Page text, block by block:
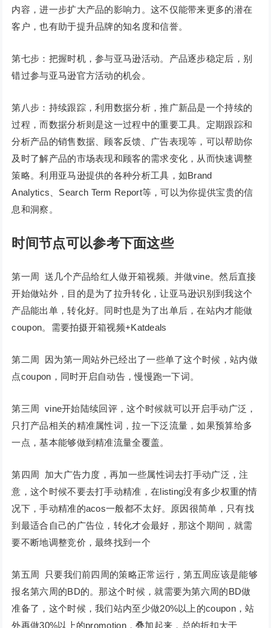
内容，进一步扩大产品的影响力。这不仅能带来更多的潜在
客户，也有助于提升品牌的知名度和信誉。
第七步：把握时机，参与亚马逊活动。产品逐步稳定后，别
错过参与亚马逊官方活动的机会。
第八步：持续跟踪，利用数据分析，推广新品是一个持续的
过程，而数据分析则是这一过程中的重要工具。定期跟踪和
分析产品的销售数据、顾客反馈、广告表现等，可以帮助你
及时了解产品的市场表现和顾客的需求变化，从而快速调整
策略。利用亚马逊提供的各种分析工具，如Brand
Analytics、Search Term Report等，可以为你提供宝贵的信
息和洞察。
时间节点可以参考下面这些
第一周 送几个产品给红人做开箱视频。并做vine。然后直接
开始做站外，目的是为了拉升转化，让亚马逊识别到我这个
产品能出单，转化好。同时也是为了出单后，在站内才能做
coupon。需要拍摄开箱视频+Katdeals
第二周 因为第一周站外已经出了一些单了这个时候，站内做
点coupon，同时开启自动告，慢慢跑一下词。
第三周 vine开始陆续回评，这个时候就可以开启手动广泛，
只打产品相关的精准属性词，拉一下泛流量，如果预算给多
一点，基本能够做到精准流量全覆盖。
第四周 加大广告力度，再加一些属性词去打手动广泛，注
意，这个时候不要去打手动精准，在listing没有多少权重的情
况下，手动精准的acos一般都不太好。原因很简单，只有找
到最适合自己的广告位，转化才会最好，那这个期间，就需
要不断地调整竞价，最终找到一个
第五周 只要我们前四周的策略正常运行，第五周应该是能够
报名第六周的BD的。那这个时候，就需要为第六周的BD做
准备了，这个时候，我们站内至少做20%以上的coupon，站
外再做30%以上的promotion，叠加起来，总的折扣大于